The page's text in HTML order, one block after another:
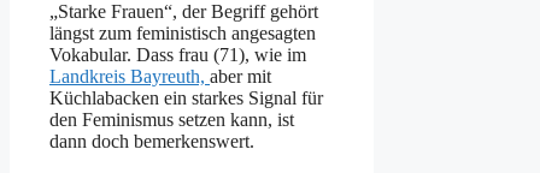
„Starke Frauen“, der Begriff gehört
längst zum feministisch angesagten
Vokabular. Dass frau (71), wie im
Landkreis Bayreuth, aber mit
Küchlabacken ein starkes Signal für
den Feminismus setzen kann, ist
dann doch bemerkenswert.